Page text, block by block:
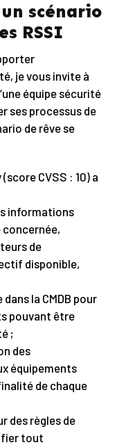
scénario
RSSI
je vous invite à
équipe sécurité
ses processus de
de rêve se
CVSS : 10) a
informations
de
disponible,
la CMDB pour
pouvant être
;
des
équipements
de chaque
des règles de
tout